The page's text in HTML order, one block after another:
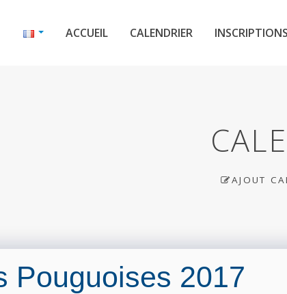
ACCUEIL CALENDRIER INSCRIPTIONS
AJOUT
Pouguoises 2017